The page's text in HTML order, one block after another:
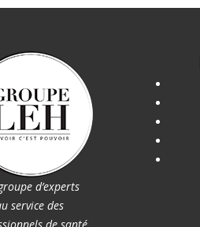
d’experts
service des
de santé